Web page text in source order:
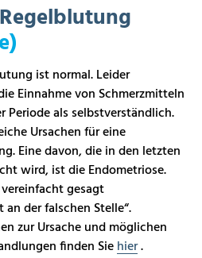
ist normal. Leider
Einnahme von Schmerzmitteln
Periode als selbstverständlich.
Ursachen für eine
Eine davon, die in den letzten
wird, ist die Endometriose.
gesagt
der falschen Stelle“.
zur Ursache und möglichen
finden Siehier.